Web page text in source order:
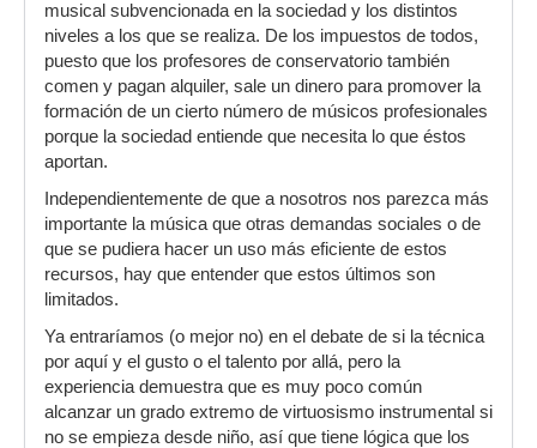
musical subvencionada en la sociedad y los distintos
niveles a los que se realiza. De los impuestos de todos,
puesto que los profesores de conservatorio también
comen y pagan alquiler, sale un dinero para promover la
formación de un cierto número de músicos profesionales
porque la sociedad entiende que necesita lo que éstos
aportan.
Independientemente de que a nosotros nos parezca más
importante la música que otras demandas sociales o de
que se pudiera hacer un uso más eficiente de estos
recursos, hay que entender que estos últimos son
limitados.
Ya entraríamos (o mejor no) en el debate de si la técnica
por aquí y el gusto o el talento por allá, pero la
experiencia demuestra que es muy poco común
alcanzar un grado extremo de virtuosismo instrumental si
no se empieza desde niño, así que tiene lógica que los